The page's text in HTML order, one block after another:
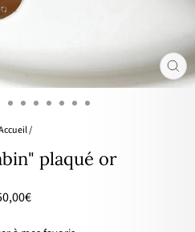
/
plaqué or